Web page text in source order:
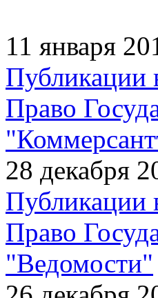
11 января
Публикации
Право
28 декабря
Публикации
Право
"Ведомости"